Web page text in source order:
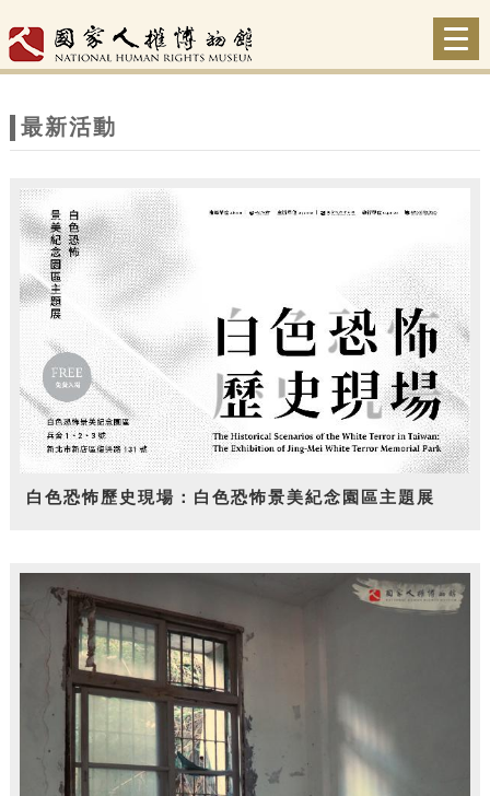
站
題
最新活動
白色恐怖歷史現場：白色恐怖景美紀念園區主題展